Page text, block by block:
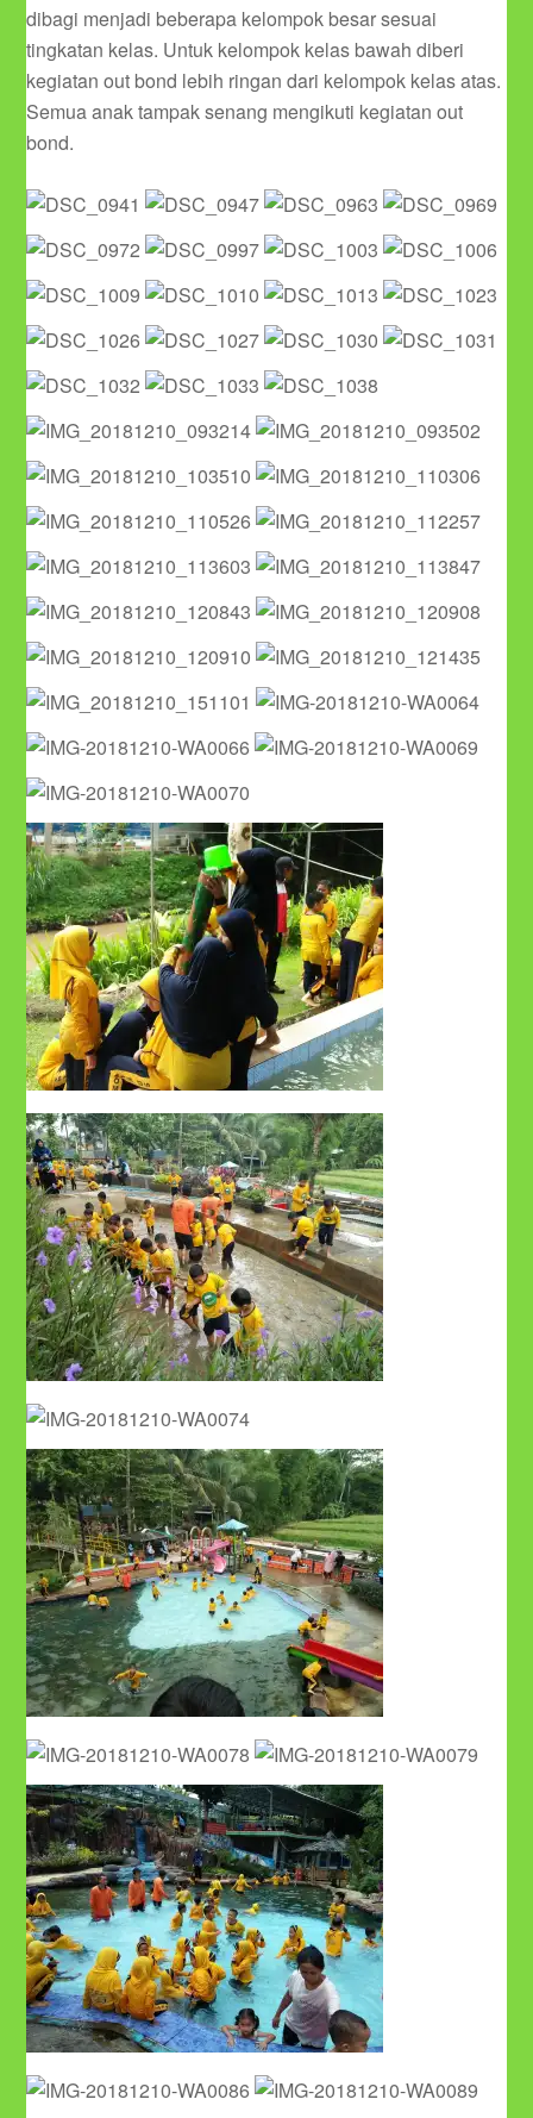
dibagi menjadi beberapa kelompok besar sesuai
tingkatan kelas. Untuk kelompok kelas bawah diberi
kegiatan out bond lebih ringan dari kelompok kelas atas.
Semua anak tampak senang mengikuti kegiatan out
bond.